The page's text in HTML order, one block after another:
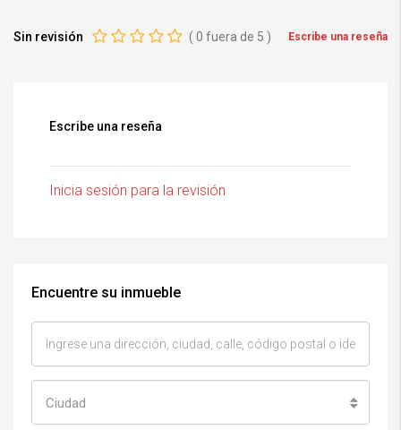
Sin revisión ( 0 fuera de 5 ) Escribe una reseña
Escribe una reseña
Inicia sesión para la revisión
Encuentre su inmueble
Ciudad